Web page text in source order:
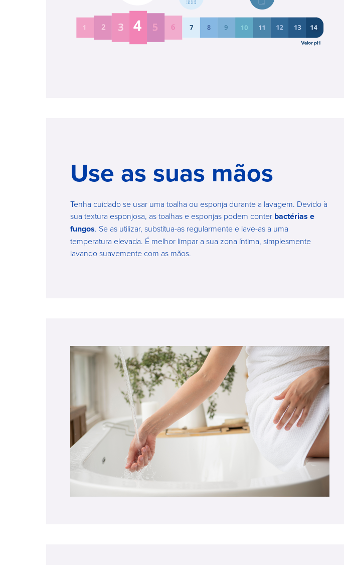
Use as suas mãos
Tenha cuidado se usar uma toalha ou esponja durante a lavagem. Devido à
sua textura esponjosa, as toalhas e esponjas podem conter bactérias e
fungos. Se as utilizar, substitua-as regularmente e lave-as a uma
temperatura elevada. É melhor limpar a sua zona íntima, simplesmente
lavando suavemente com as mãos.